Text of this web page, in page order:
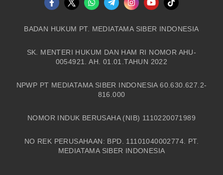
BADAN HUKUM PT. MEDIATAMA SIBER INDONESIA
SK. MENTERI HUKUM DAN HAM RI NOMOR AHU-
0054921. AH. 01.01.TAHUN 2022
NPWP PT MEDIATAMA SIBER INDONESIA 60.630.627.2-
816.000
NOMOR INDUK BERUSAHA (NIB) 1110220071989
NO REK PERUSAHAAN: BPD. 11101040002774. PT.
MEDIATAMA SIBER INDONESIA